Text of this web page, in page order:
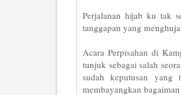
Perjalanan hijab ku tak
tanggapan yang
Acara Perpisahan di
tunjuk sebagai salah
sudah keputusan
membayangkan